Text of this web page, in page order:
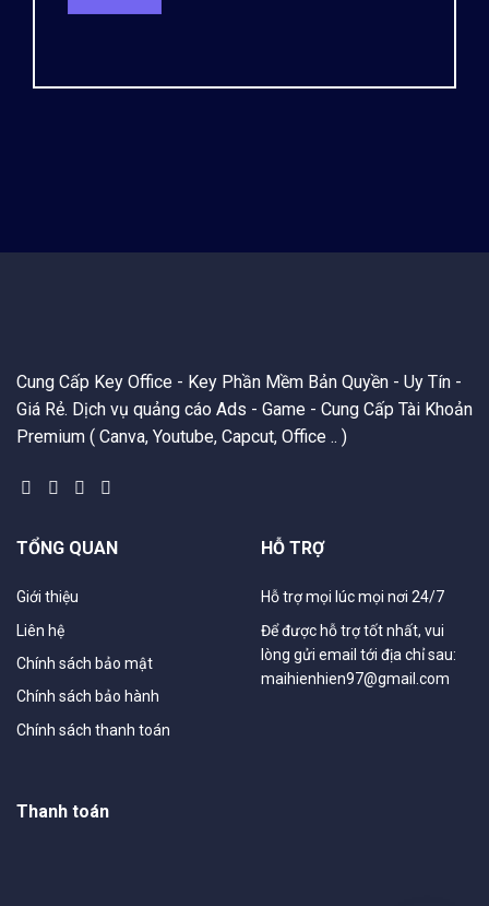
Cung Cấp Key Office - Key Phần Mềm Bản Quyền - Uy Tín -
Giá Rẻ. Dịch vụ quảng cáo Ads - Game - Cung Cấp Tài Khoản
Premium ( Canva, Youtube, Capcut, Office .. )
TỔNG QUAN
Giới thiệu
Liên hệ
Chính sách bảo mật
Chính sách bảo hành
Chính sách thanh toán
HỖ TRỢ
Hỗ trợ mọi lúc mọi nơi 24/7
Để được hỗ trợ tốt nhất, vui
lòng gửi email tới địa chỉ sau:
maihienhien97@gmail.com
Thanh toán